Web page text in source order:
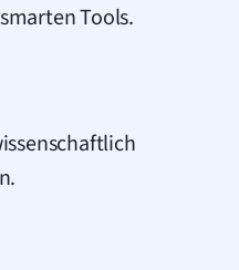
Tools.